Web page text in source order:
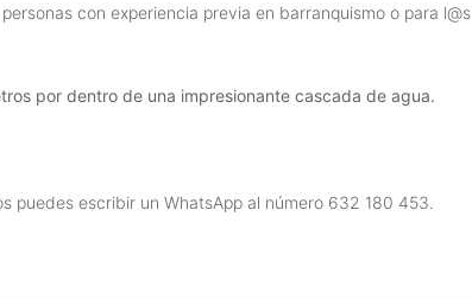
con experiencia previa en barranquismo o para l@s
por dentro de una impresionante cascada de agua.
puedes escribir un WhatsApp al número 632 180 453.